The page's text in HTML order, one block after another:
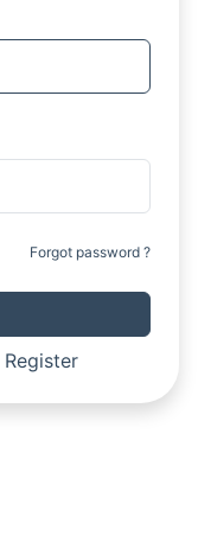
Forgot password ?
Register